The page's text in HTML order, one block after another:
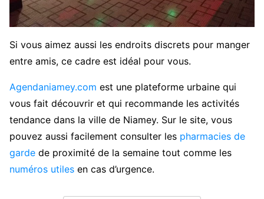
Si vous aimez aussi les endroits discrets pour manger
entre amis, ce cadre est idéal pour vous.
Agendaniamey.com est une plateforme urbaine qui
vous fait découvrir et qui recommande les activités
tendance dans la ville de Niamey. Sur le site, vous
pouvez aussi facilement consulter les pharmacies de
garde de proximité de la semaine tout comme les
numéros utiles en cas d’urgence.